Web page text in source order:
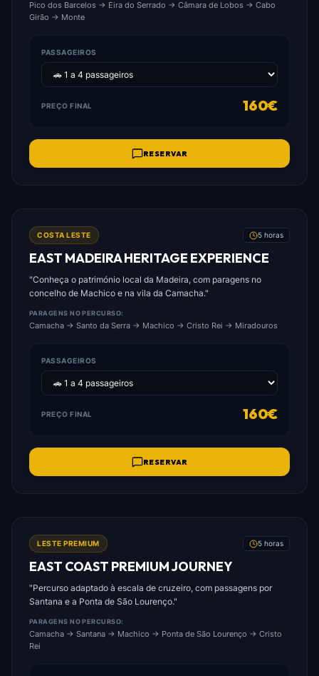
Pico dos Barcelos → Eira do Serrado → Câmara de Lobos → Cabo
Girão → Monte
PASSAGEIROS
PREÇO FINAL 160€
RESERVAR
COSTA LESTE
5 horas
EAST MADEIRA HERITAGE EXPERIENCE
"Conheça o património local da Madeira, com paragens no
concelho de Machico e na vila da Camacha."
PARAGENS NO PERCURSO:
Camacha → Santo da Serra → Machico → Cristo Rei → Miradouros
PASSAGEIROS
PREÇO FINAL 160€
RESERVAR
LESTE PREMIUM
5 horas
EAST COAST PREMIUM JOURNEY
"Percurso adaptado à escala de cruzeiro, com passagens por
Santana e a Ponta de São Lourenço."
PARAGENS NO PERCURSO:
Camacha → Santana → Machico → Ponta de São Lourenço → Cristo
Rei